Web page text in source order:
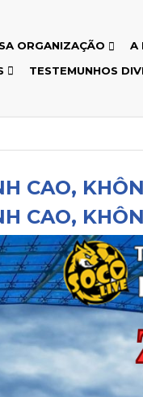
ORGANIZAÇÃO
A
TESTEMUNHOS
CAO,
CAO,